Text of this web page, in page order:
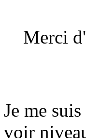
Merci
Je me
voir